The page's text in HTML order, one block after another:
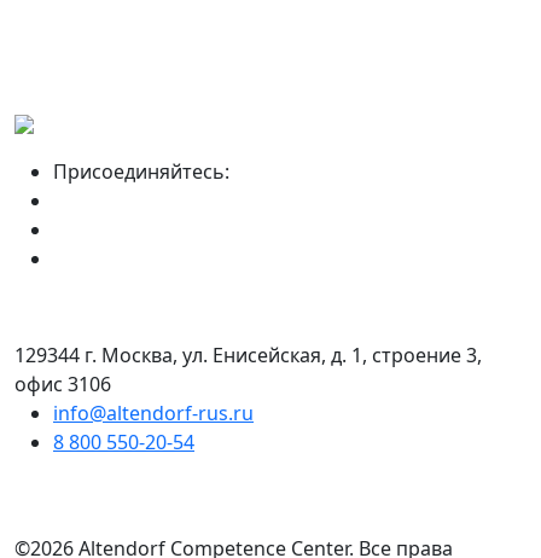
Присоединяйтесь:
129344 г. Москва, ул. Енисейская, д. 1, строение 3,
офис 3106
info@altendorf-rus.ru
8 800 550-20-54
©2026 Altendorf Сompetence Сenter. Все права